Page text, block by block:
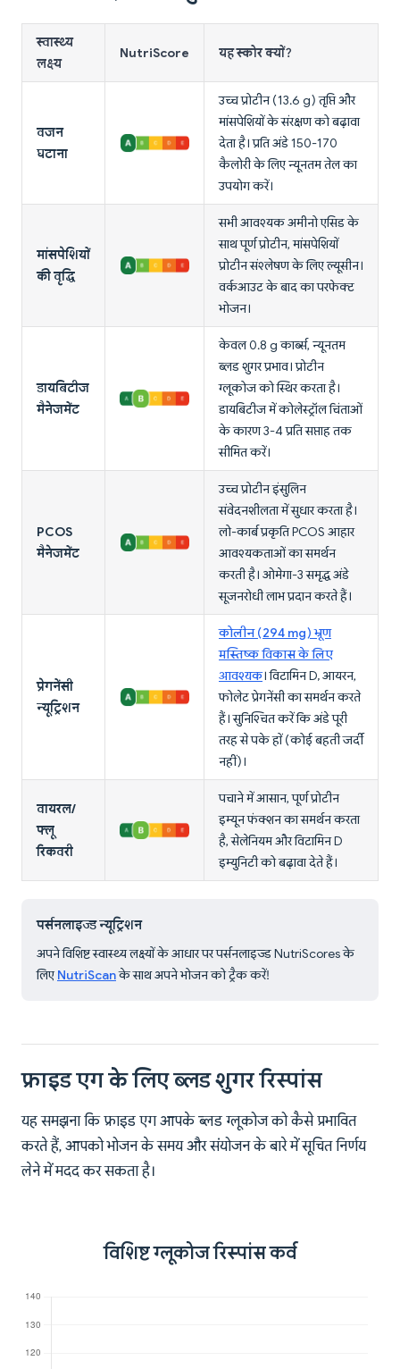
स्वास्थ्य
लक्ष्य
NutriScore यह स्कोर क्यों?
वजन
घटाना
उच्च प्रोटीन (13.6 g) तृप्ति और
मांसपेशियों के संरक्षण को बढ़ावा
देता है। प्रति अंडे 150-170
कैलोरी के लिए न्यूनतम तेल का
उपयोग करें।
मांसपेशियों
की वृद्धि
सभी आवश्यक अमीनो एसिड के
साथ पूर्ण प्रोटीन, मांसपेशियों
प्रोटीन संश्लेषण के लिए ल्यूसीन।
वर्कआउट के बाद का परफेक्ट
भोजन।
डायबिटीज
मैनेजमेंट
केवल 0.8 g कार्ब्स, न्यूनतम
ब्लड शुगर प्रभाव। प्रोटीन
ग्लूकोज को स्थिर करता है।
डायबिटीज में कोलेस्ट्रॉल चिंताओं
के कारण 3-4 प्रति सप्ताह तक
सीमित करें।
PCOS
मैनेजमेंट
उच्च प्रोटीन इंसुलिन
संवेदनशीलता में सुधार करता है।
लो-कार्ब प्रकृति PCOS आहार
आवश्यकताओं का समर्थन
करती है। ओमेगा-3 समृद्ध अंडे
सूजनरोधी लाभ प्रदान करते हैं।
प्रेगनेंसी
न्यूट्रिशन
कोलीन (294 mg) भ्रूण
मस्तिष्क विकास के लिए
आवश्यक। विटामिन D, आयरन,
फोलेट प्रेगनेंसी का समर्थन करते
हैं। सुनिश्चित करें कि अंडे पूरी
तरह से पके हों (कोई बहती जर्दी
नहीं)।
वायरल/
फ्लू
रिकवरी
पचाने में आसान, पूर्ण प्रोटीन
इम्यून फंक्शन का समर्थन करता
है, सेलेनियम और विटामिन D
इम्युनिटी को बढ़ावा देते हैं।
पर्सनलाइज्ड न्यूट्रिशन
अपने विशिष्ट स्वास्थ्य लक्ष्यों के आधार पर पर्सनलाइज्ड NutriScores के
लिए NutriScanके साथ अपने भोजन को ट्रैक करें!
फ्राइड एग के लिए ब्लड शुगर रिस्पांस
यह समझना कि फ्राइड एग आपके ब्लड ग्लूकोज को कैसे प्रभावित
करते हैं, आपको भोजन के समय और संयोजन के बारे में सूचित निर्णय
लेने में मदद कर सकता है।
विशिष्ट ग्लूकोज रिस्पांस कर्व